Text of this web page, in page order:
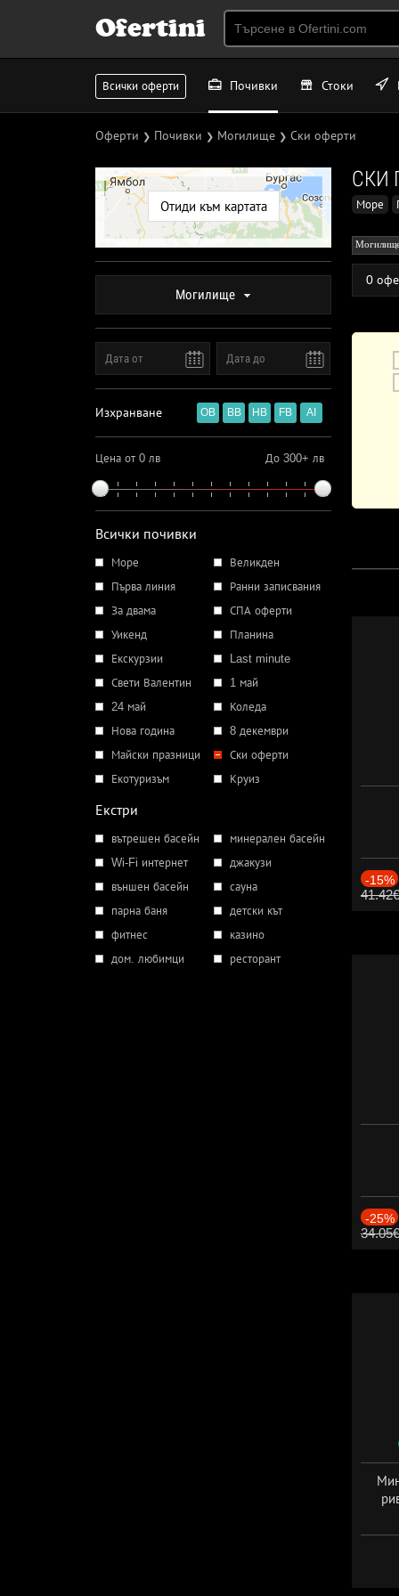
Ofertini
Всички оферти Почивки Стоки
Оферти ❯ Почивки ❯ Могилище ❯ Ски оферти
Отиди към картата
Могилище
Изхранване OB BB HB FB AI
Цена от 0 лв До 300+ лв
Всички почивки
Море
Великден
Първа линия
Ранни записвания
За двама
СПА оферти
Уикенд
Планина
Екскурзии
Last minute
Свети Валентин
1 май
24 май
Коледа
Нова година
8 декември
Майски празници
Ски оферти
Екотуризъм
Круиз
Екстри
вътрешен басейн
минерален басейн
Wi-Fi интернет
джакузи
външен басейн
сауна
парна баня
детски кът
фитнес
казино
дом. любимци
ресторант
СКИ
Море
0
-15%
41.42€
-25%
34.05€